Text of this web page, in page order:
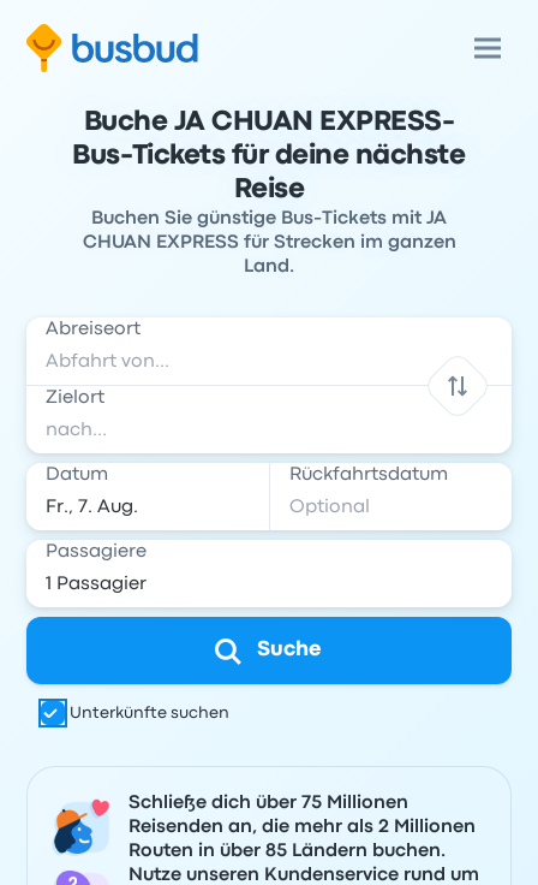
Buche JA CHUAN EXPRESS-
Bus-Tickets für deine nächste
Reise
Buchen Sie günstige Bus-Tickets mit JA
CHUAN EXPRESS für Strecken im ganzen
Land.
Abreiseort
Zielort
Datum Rückfahrtsdatum
Passagiere
Suche
Unterkünfte suchen
Schließe dich über 75 Millionen
Reisenden an, die mehr als 2 Millionen
Routen in über 85 Ländern buchen.
Nutze unseren Kundenservice rund um